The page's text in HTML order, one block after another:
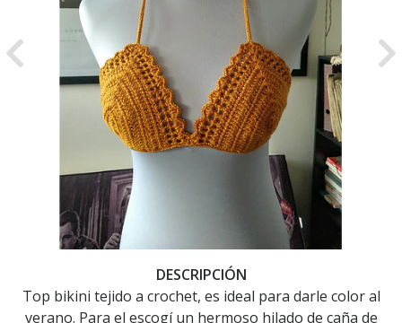
Previous
DESCRIPCIÓN
Top bikini tejido a crochet, es ideal para darle color al
verano. Para el escogí un hermoso hilado de caña de